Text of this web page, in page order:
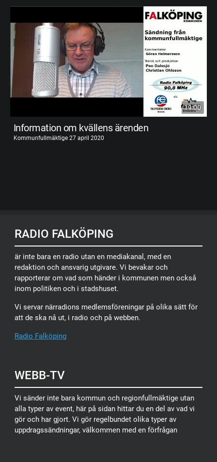
19:00
Information om kvällens ärenden
Kommunfullmäktige 27 april 2020
RADIO FALKÖPING
är inte bara en radio utan en mediakanal, med en
redaktion och ansvarig utgivare. Vi bevakar och
rapporterar om vad som händer i kommunen men också
inom politiken och i stadshuset.
Vi servar närradions medlemsföreningar på olika sätt för
att de ska nå ut, i radio och på webben.
Radio Falköping
WEBB-TV
Vi sänder inte bara kommun och regionfullmäktige utan
alla typer av event, här på sidan hittar du en del av vad vi
gör och har gjort. Vi gör regelbundet olika typer av
uppdragssändningar, välkommen med en förfrågan